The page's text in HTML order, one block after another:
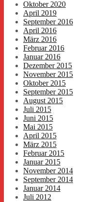
Oktober 2020
April 2019
September 2016
April 2016
März 2016
Februar 2016
Januar 2016
Dezember 2015
November 2015
Oktober 2015
September 2015
August 2015
Juli 2015
Juni 2015
Mai 2015
April 2015
März 2015
Februar 2015
Januar 2015
November 2014
September 2014
Januar 2014
Juli 2012